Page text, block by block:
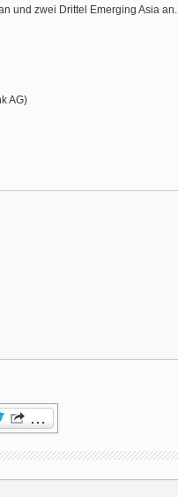
und zwei Drittel Emerging Asia an.
AG)